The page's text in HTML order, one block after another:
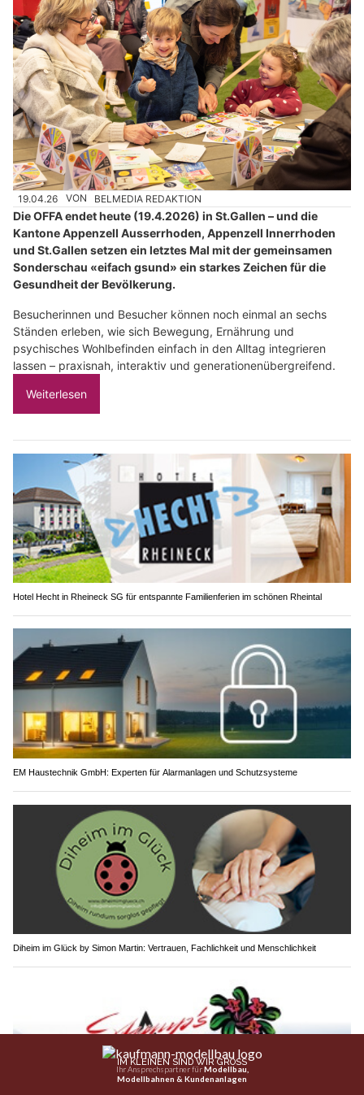
19.04.26 VON BELMEDIA REDAKTION
Die OFFA endet heute (19.4.2026) in St.Gallen – und die
Kantone Appenzell Ausserrhoden, Appenzell Innerrhoden
und St.Gallen setzen ein letztes Mal mit der gemeinsamen
Sonderschau «eifach gsund» ein starkes Zeichen für die
Gesundheit der Bevölkerung.
Besucherinnen und Besucher können noch einmal an sechs
Ständen erleben, wie sich Bewegung, Ernährung und
psychisches Wohlbefinden einfach in den Alltag integrieren
lassen – praxisnah, interaktiv und generationenübergreifend.
Weiterlesen
Hotel Hecht in Rheineck SG für entspannte Familienferien im schönen Rheintal
EM Haustechnik GmbH: Experten für Alarmanlagen und Schutzsysteme
Diheim im Glück by Simon Martin: Vertrauen, Fachlichkeit und Menschlichkeit